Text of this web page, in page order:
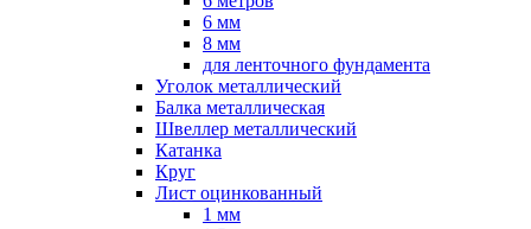
6 мм
8 мм
для ленточного фундамента
Уголок металлический
Балка металлическая
Швеллер металлический
Катанка
Круг
Лист оцинкованный
1 мм